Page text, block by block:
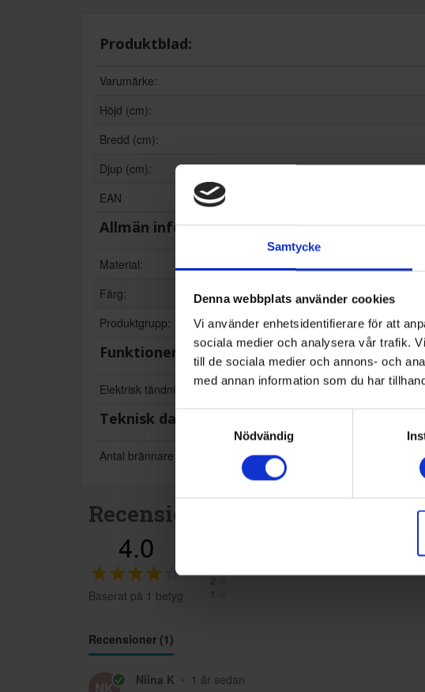
Samtycke
Denna webbplats använder cookies
Vi använder enhetsidentifierare för att
sociala medier och analysera vår trafik.
till de sociala medier och annons- och
med annan information som du har
Samtyckesval
Nödvändig
Produktblad:
Varumärke:
Höjd (cm):
Bredd (cm):
Djup (cm):
EAN
Allmän information
Material:
Färg:
Produktgrupp:
Funktioner och egenskaper
Elektrisk tändning (Ja/Nej):
Teknisk data
Antal brännare (st):
Recensioner
4.0
Baserat på 1 betyg
2☆
1
Recensioner (1)
Niina K 1 år sedan